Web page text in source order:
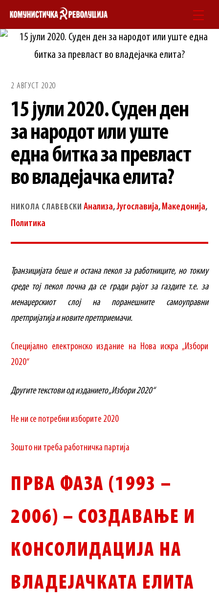
Skip
content
2 АВГУСТ 2020
15 јули 2020. Суден ден
за народот или уште
една битка за превласт
во владејачка елита?
НИКОЛА СЛАВЕВСКИ Анализа,Југославија,Македонија,
Политика
Транзицијата беше и остана пекол за работниците, но токму
среде тој пекол почна да се гради рајот за газдите т.е. за
менаџерскиот слој на поранешните самоуправни
претпријатија и новите претприемачи.
Специјално електронско издание на Нова искра „Избори
2020“
Другите текстови од изданието „Избори 2020“
Не ни се потребни изборите 2020
Зошто ни треба работничка партија
ПРВА ФАЗА (1993 –
2006) – СОЗДАВАЊЕ И
КОНСОЛИДАЦИЈА НА
ВЛАДЕЈАЧКАТА ЕЛИТА